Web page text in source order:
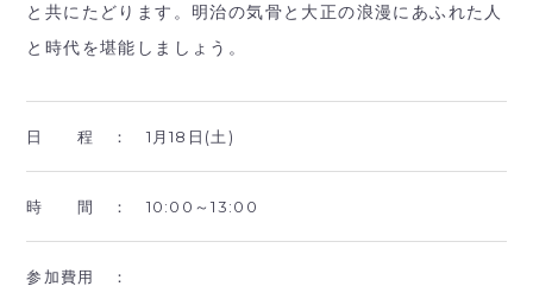
と共にたどります。明治の気骨と大正の浪漫にあふれた人
と時代を堪能しましょう。
日 程 ： 1月18日(土)
時 間 ： 10:00～13:00
参加費用 ：